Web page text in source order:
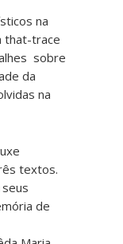
na
that-trace
sobre
da
na
textos.
de